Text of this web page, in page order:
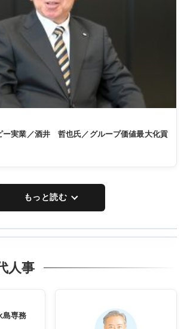
ー実業／酒井 哲也氏／グループ価値最大化貢
もっと読む
人事
島専務